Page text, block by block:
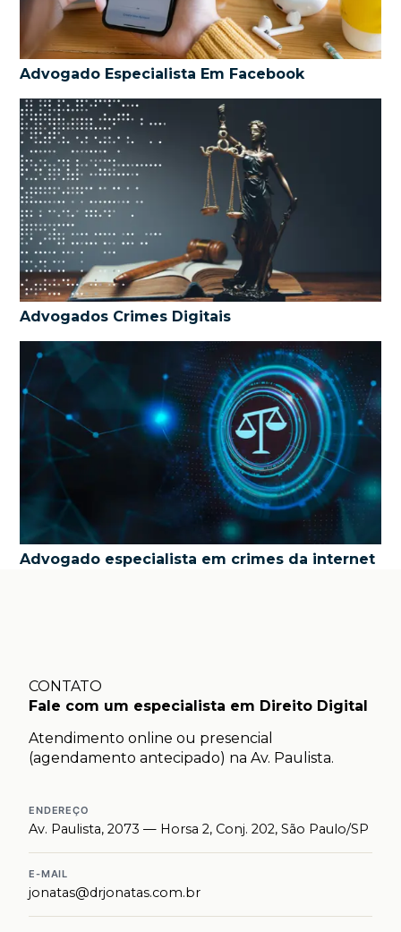
Advogado Especialista Em Facebook
Advogados Crimes Digitais
Advogado especialista em crimes da internet
CONTATO
Fale com um especialista em Direito Digital
Atendimento online ou presencial
(agendamento antecipado) na Av. Paulista.
ENDEREÇO
Av. Paulista, 2073 — Horsa 2, Conj. 202, São Paulo/SP
E-MAIL
jonatas@drjonatas.com.br